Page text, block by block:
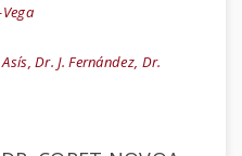
Dr. J. Fernández, Dr.